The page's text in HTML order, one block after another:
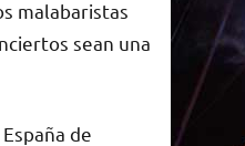
malabaristas
sean una
de